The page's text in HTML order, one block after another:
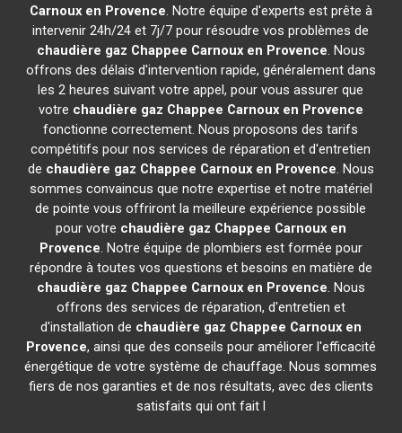
Carnoux en Provence. Notre équipe d'experts est prête à
intervenir 24h/24 et 7j/7 pour résoudre vos problèmes de
chaudière gaz Chappee Carnoux en Provence. Nous
offrons des délais d'intervention rapide, généralement dans
les 2 heures suivant votre appel, pour vous assurer que
votre chaudière gaz Chappee Carnoux en Provence
fonctionne correctement. Nous proposons des tarifs
compétitifs pour nos services de réparation et d'entretien
de chaudière gaz Chappee Carnoux en Provence. Nous
sommes convaincus que notre expertise et notre matériel
de pointe vous offriront la meilleure expérience possible
pour votre chaudière gaz Chappee Carnoux en
Provence. Notre équipe de plombiers est formée pour
répondre à toutes vos questions et besoins en matière de
chaudière gaz Chappee Carnoux en Provence. Nous
offrons des services de réparation, d'entretien et
d'installation de chaudière gaz Chappee Carnoux en
Provence, ainsi que des conseils pour améliorer l'efficacité
énergétique de votre système de chauffage. Nous sommes
fiers de nos garanties et de nos résultats, avec des clients
satisfaits qui ont fait l